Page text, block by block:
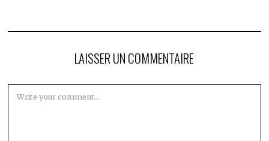
LAISSER UN COMMENTAIRE